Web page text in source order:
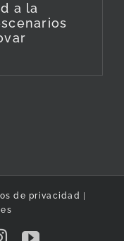
a la
de privacidad
Instagram